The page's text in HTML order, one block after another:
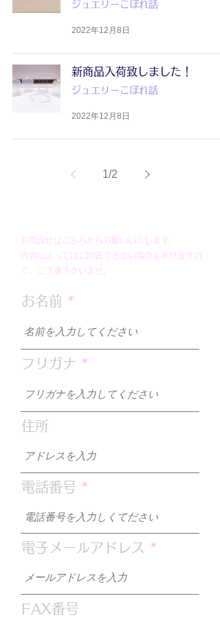
ジュエリーこぼれ話
2022年12月8日
新商品入荷致しました！
ジュエリーこぼれ話
2022年12月8日
1/2
お問合せはこちらからお願いいたします。
内容によってはご回答できない場合もありますの
で、ご了承下さいませ。
お名前
フリガナ
住所
電話番号
電子メールアドレス
FAX番号